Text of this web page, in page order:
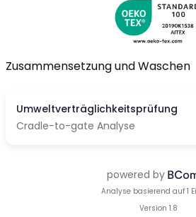
Zusammensetzung und Waschen